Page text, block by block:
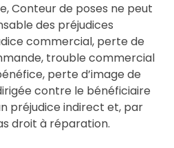
Conteur de poses ne peut
des préjudices
commercial, perte de
trouble commercial
perte d’image de
contre le bénéficiaire
préjudice indirect et, par
droit à réparation.